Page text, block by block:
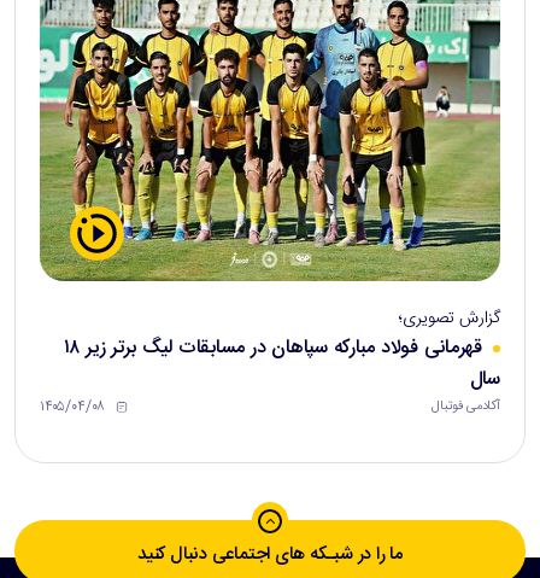
گزارش تصویری؛
قهرمانی فولاد مبارکه سپاهان در مسابقات لیگ برتر زیر ۱۸
سال
آکادمی فوتبال ۱۴۰۵/۰۴/۰۸
ما را در شبـکه های اجتماعی دنبال کنید